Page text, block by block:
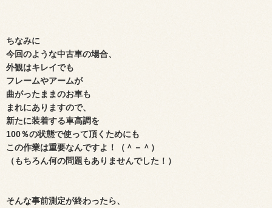
ちなみに
今回のような中古車の場合、
外観はキレイでも
フレームやアームが
曲がったままのお車も
まれにありますので、
新たに装着する車高調を
100％の状態で使って頂くためにも
この作業は重要なんですよ！（＾－＾）
（もちろん何の問題もありませんでした！）
そんな事前測定が終わったら、